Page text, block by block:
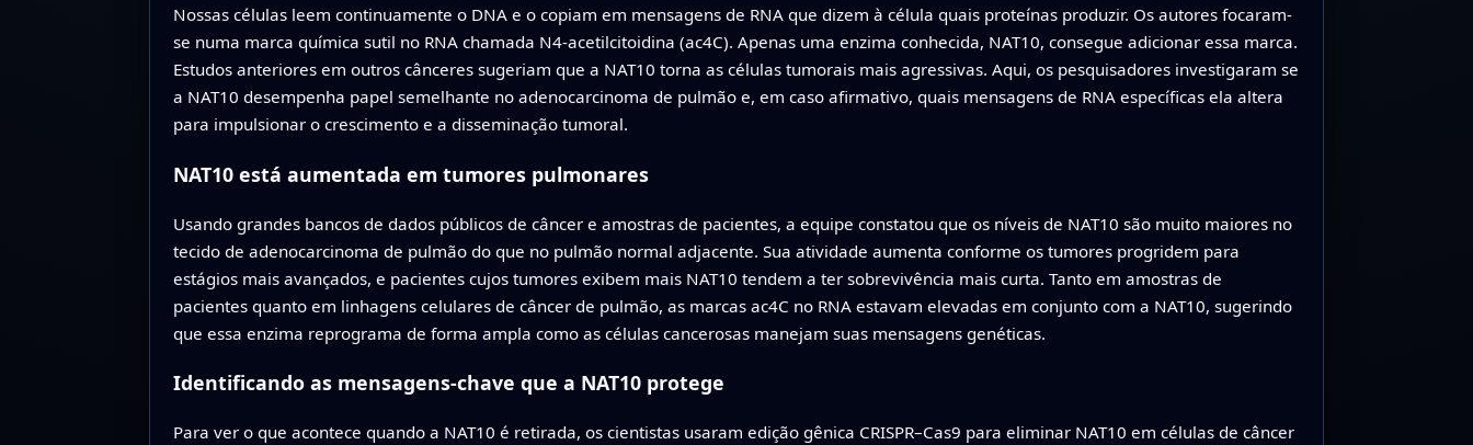
Nossas células leem continuamente o DNA e o copiam em mensagens de RNA que dizem à célula quais proteínas produzir. Os autores focaram-
se numa marca química sutil no RNA chamada N4-acetilcitoidina (ac4C). Apenas uma enzima conhecida, NAT10, consegue adicionar essa marca.
Estudos anteriores em outros cânceres sugeriam que a NAT10 torna as células tumorais mais agressivas. Aqui, os pesquisadores investigaram se
a NAT10 desempenha papel semelhante no adenocarcinoma de pulmão e, em caso afirmativo, quais mensagens de RNA específicas ela altera
para impulsionar o crescimento e a disseminação tumoral.
NAT10 está aumentada em tumores pulmonares
Usando grandes bancos de dados públicos de câncer e amostras de pacientes, a equipe constatou que os níveis de NAT10 são muito maiores no
tecido de adenocarcinoma de pulmão do que no pulmão normal adjacente. Sua atividade aumenta conforme os tumores progridem para
estágios mais avançados, e pacientes cujos tumores exibem mais NAT10 tendem a ter sobrevivência mais curta. Tanto em amostras de
pacientes quanto em linhagens celulares de câncer de pulmão, as marcas ac4C no RNA estavam elevadas em conjunto com a NAT10, sugerindo
que essa enzima reprograma de forma ampla como as células cancerosas manejam suas mensagens genéticas.
Identificando as mensagens-chave que a NAT10 protege
Para ver o que acontece quando a NAT10 é retirada, os cientistas usaram edição gênica CRISPR–Cas9 para eliminar NAT10 em células de câncer